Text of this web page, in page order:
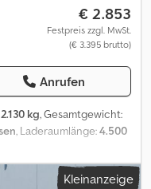
€ 2.853
Festpreis zzgl. MwSt.
(€ 3.395 brutto)
Anrufen
2.130 kg, Gesamtgewicht:
, Laderaumlänge:4.500
Jupiter 4.5
* Gesamtgewicht
450cm, B: 210cm *Kleinanzeige